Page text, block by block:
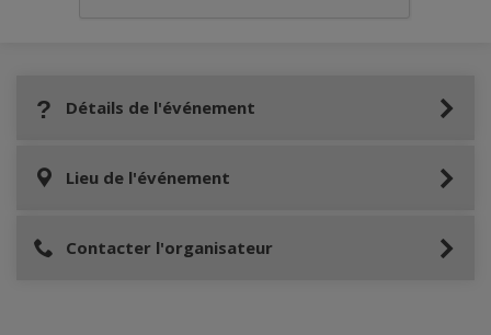
Détails de l'événement
Lieu de l'événement
Contacter l'organisateur